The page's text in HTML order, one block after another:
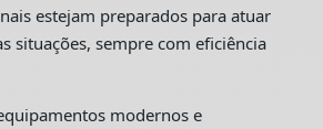
estejam preparados para atuar
situações, sempre com eficiência
modernos e